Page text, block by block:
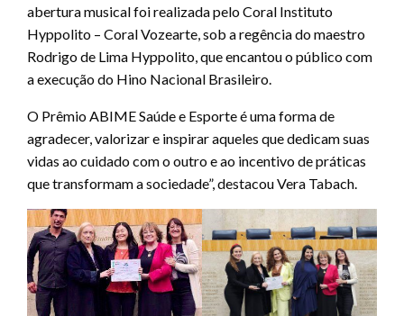
abertura musical foi realizada pelo Coral Instituto
Hyppolito – Coral Vozearte, sob a regência do maestro
Rodrigo de Lima Hyppolito, que encantou o público com
a execução do Hino Nacional Brasileiro.
O Prêmio ABIME Saúde e Esporte é uma forma de
agradecer, valorizar e inspirar aqueles que dedicam suas
vidas ao cuidado com o outro e ao incentivo de práticas
que transformam a sociedade”, destacou Vera Tabach.